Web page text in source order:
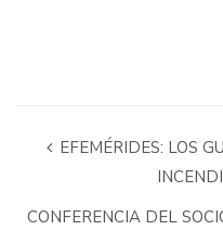
EFEMÉRIDES: LOS
CONFERENCIA DEL